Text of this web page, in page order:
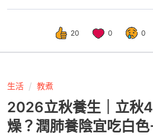
20 0 0
生活 教煮
2026立秋養生｜立秋
燥？潤肺養陰宜吃白